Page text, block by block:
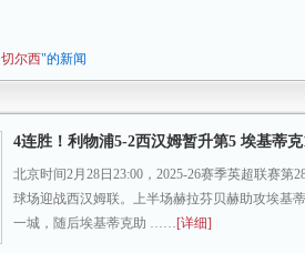
切尔西"的新闻
4连胜！利物浦5-2西汉姆暂升第5 埃基蒂
北京时间2月28日23:00，2025-26赛季英超联赛第
球场迎战西汉姆联。上半场赫拉芬贝赫助攻埃基
一城，随后埃基蒂克助 ……[详细]